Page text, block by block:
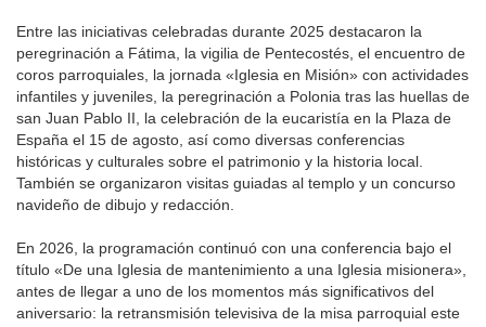
Entre las iniciativas celebradas durante 2025 destacaron la
peregrinación a Fátima, la vigilia de Pentecostés, el encuentro de
coros parroquiales, la jornada «Iglesia en Misión» con actividades
infantiles y juveniles, la peregrinación a Polonia tras las huellas de
san Juan Pablo II, la celebración de la eucaristía en la Plaza de
España el 15 de agosto, así como diversas conferencias
históricas y culturales sobre el patrimonio y la historia local.
También se organizaron visitas guiadas al templo y un concurso
navideño de dibujo y redacción.
En 2026, la programación continuó con una conferencia bajo el
título «De una Iglesia de mantenimiento a una Iglesia misionera»,
antes de llegar a uno de los momentos más significativos del
aniversario: la retransmisión televisiva de la misa parroquial este